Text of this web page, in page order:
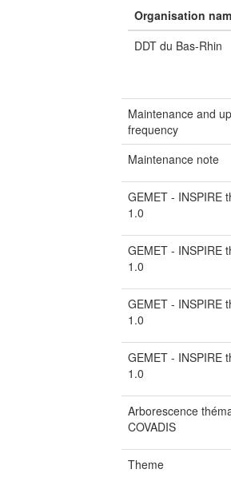
Organisation
DDT du Bas-Rhin
Maintenance and
frequency
Maintenance note
GEMET - INSPIRE
1.0
GEMET - INSPIRE
1.0
GEMET - INSPIRE
1.0
GEMET - INSPIRE
1.0
Arborescence
COVADIS
Theme